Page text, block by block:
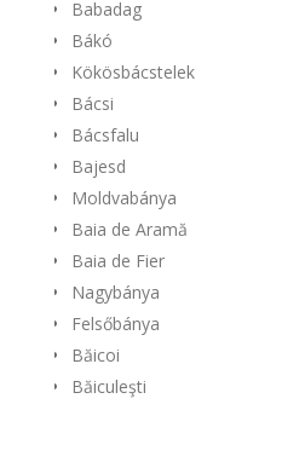
Babadag
Bákó
Kökösbácstelek
Bácsi
Bácsfalu
Bajesd
Moldvabánya
Baia de Aramă
Baia de Fier
Nagybánya
Felsőbánya
Băicoi
Băiculeşti